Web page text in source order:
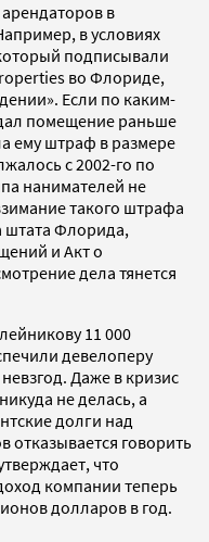
в
в условиях
подписывали
во Флориде,
Если по каким-
помещение раньше
ему штраф в размере
с 2002-го по
нанимателей не
такого штрафа
штата Флорида,
и Акт о
дела тянется
11 000
девелоперу
Даже в кризис
не делась, а
долги над
говорить
что
компании теперь
долларов в год.